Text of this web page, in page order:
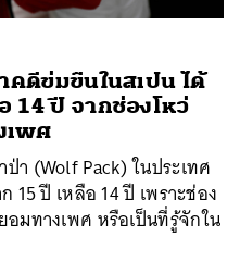
คดีข่มขืนในสเปน ได้
14 ปี จากช่องโหว่
เพศ
(Wolf Pack) ในประเทศ
ปี เหลือ 14 ปี เพราะช่อง
มทางเพศ หรือเป็นที่รู้จักใน